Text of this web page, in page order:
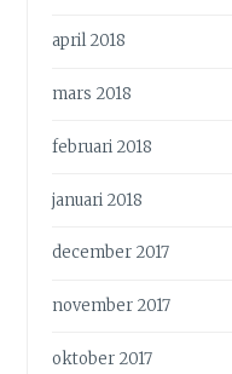
april 2018
mars 2018
februari 2018
januari 2018
december 2017
november 2017
oktober 2017